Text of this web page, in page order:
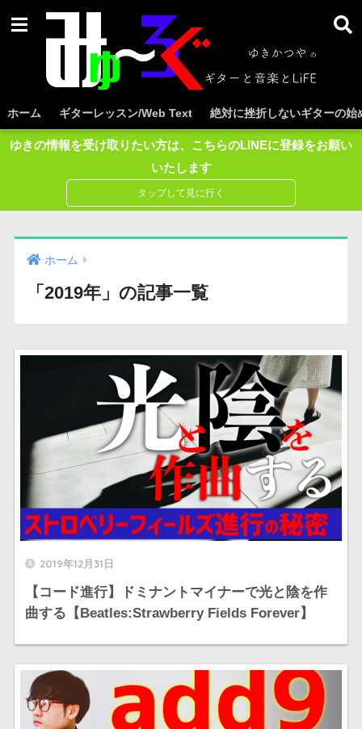
ホーム ギターレッスン/Web Text 絶対に挫折しないギターの始
ゆきの情報を受け取りたい方は、こちらのLINEに登録をお願い
いたします
ホーム
「2019年」の記事一覧
2019年12月31日
【コード進行】ドミナントマイナーで光と陰を作
曲する【Beatles:Strawberry Fields Forever】